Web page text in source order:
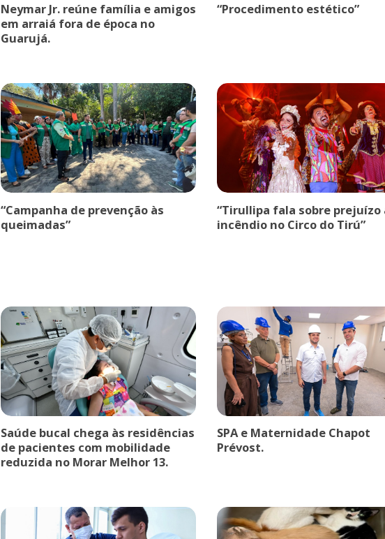
Neymar Jr. reúne família e amigos
em arraiá fora de época no
Guarujá.
“Procedimento estético”
“Campanha de prevenção às
queimadas”
“Tirullipa fala sobre prejuízo
incêndio no Circo do Tirú”
Saúde bucal chega às residências
de pacientes com mobilidade
reduzida no Morar Melhor 13.
SPA e Maternidade Chapot
Prévost.